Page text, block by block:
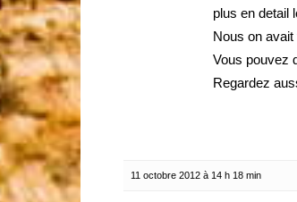
plus en detail
Nous on
Vous pouvez
Regardez
11 octobre 2012 à 14 h 18 min